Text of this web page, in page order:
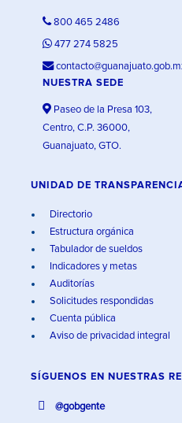
800 465 2486
477 274 5825
NUESTRA SEDE
Paseo de la Presa 103,
Centro, C.P. 36000,
Guanajuato, GTO.
UNIDAD DE
Directorio
Estructura orgánica
Tabulador de sueldos
Indicadores y metas
Auditorías
Solicitudes respondidas
Cuenta pública
Aviso de privacidad integral
SÍGUENOS EN NUESTRAS
@gobgente